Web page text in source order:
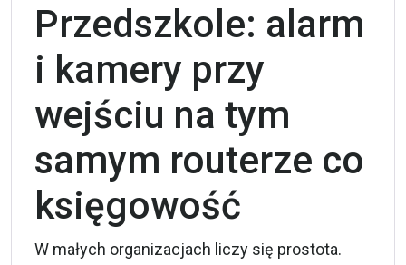
Przedszkole: alarm
i kamery przy
wejściu na tym
samym routerze co
księgowość
W małych organizacjach liczy się prostota.